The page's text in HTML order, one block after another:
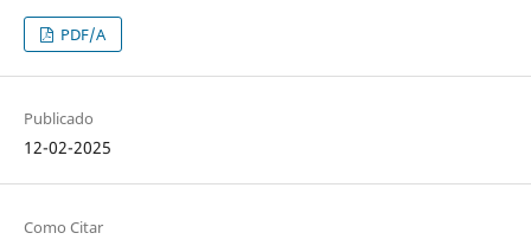
PDF/A
Publicado
12-02-2025
Como Citar